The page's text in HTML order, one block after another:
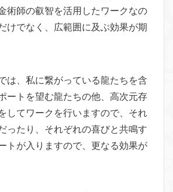
術師の叡智を活用したワークなの
けでなく、広範囲に及ぶ効果が期
は、私に繋がっている龍たちを含
ートを望む龍たちの他、高次元存
してワークを行いますので、それ
ったり、それぞれの喜びと共鳴す
トが入りますので、更なる効果が